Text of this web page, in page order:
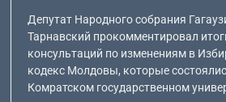
Депутат Народного собрания
Тарнавский прокомментировал
консультаций по изменениям в
кодекс Молдовы, которые
Комратском государственном